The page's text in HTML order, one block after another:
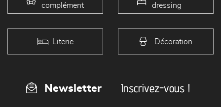
complément
dressing
Literie Décoration
Newsletter Inscrivez-vous !